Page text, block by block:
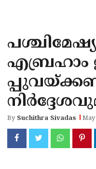
KANNUR
KASARAGOD
എബ്രഹാം
By Suchithra Sivadas May